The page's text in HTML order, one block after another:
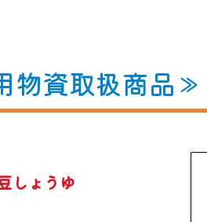
物資取扱商品≫
しょうゆ